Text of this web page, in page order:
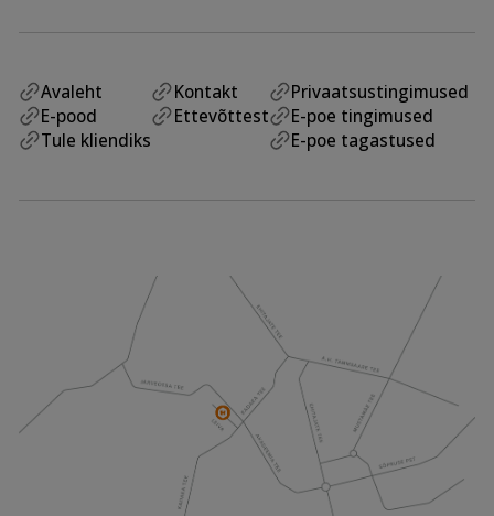
Avaleht
E-pood
Tule kliendiks
Kontakt
Ettevõttest
Privaatsustingimused
E-poe tingimused
E-poe tagastused